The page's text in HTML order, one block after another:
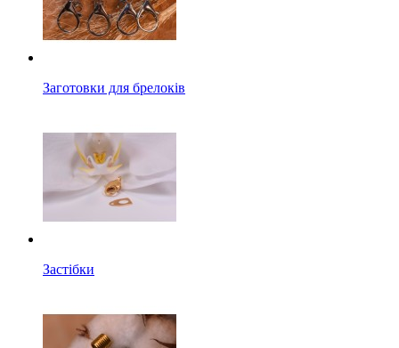
Заготовки для брелоків
Застібки